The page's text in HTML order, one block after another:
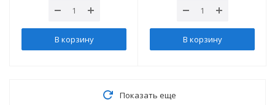
В корзину В корзину
Показать еще